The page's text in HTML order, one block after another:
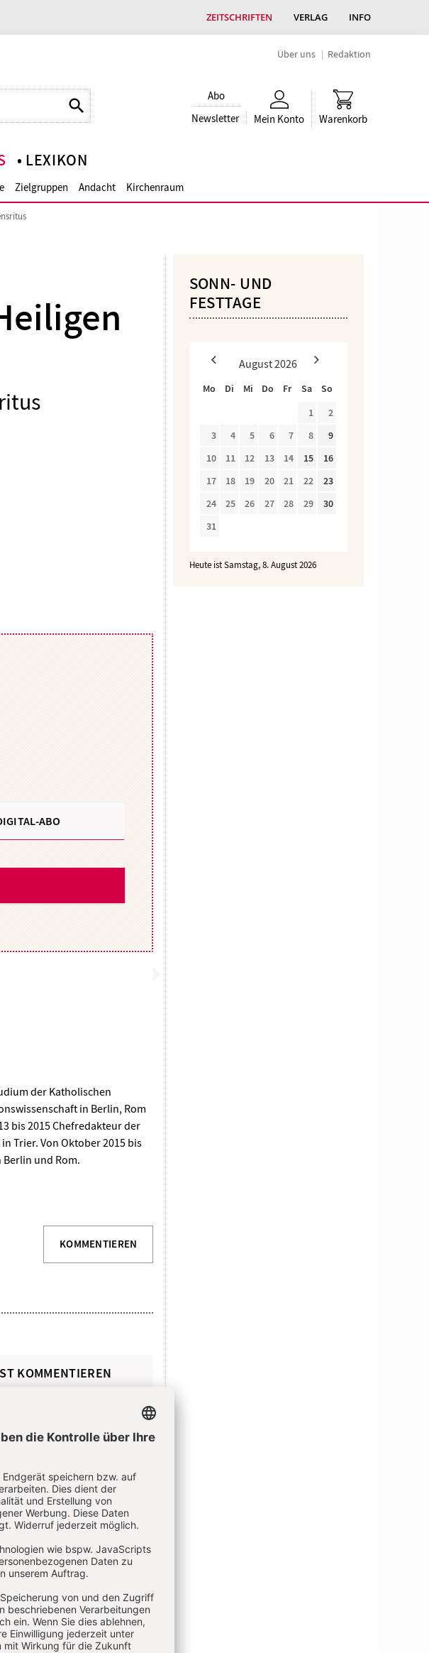
ZEITSCHRIFTEN VERLAG INFO
Über uns Redaktion
Abo
Newsletter
Mein Konto Warenkorb
LEXIKON
Zielgruppen Andacht Kirchenraum
ABO
der Katholischen
in Berlin, Rom
bis 2015 Chefredakteur der
Trier. Von Oktober 2015 bis
und Rom.
KOMMENTIEREN
KOMMENTIEREN
Angemeldet bleiben
ANMELDEN
SONN- UND
FESTTAGE
August2026
Mo Di Mi Do Fr Sa
So
1
2
3
4 5 6 7 8
9
10
11 12 13 14 15
16
17
18 19 20 21 22
23
24
25 26 27 28 29
30
31
Heute ist Samstag, 8. August 2026